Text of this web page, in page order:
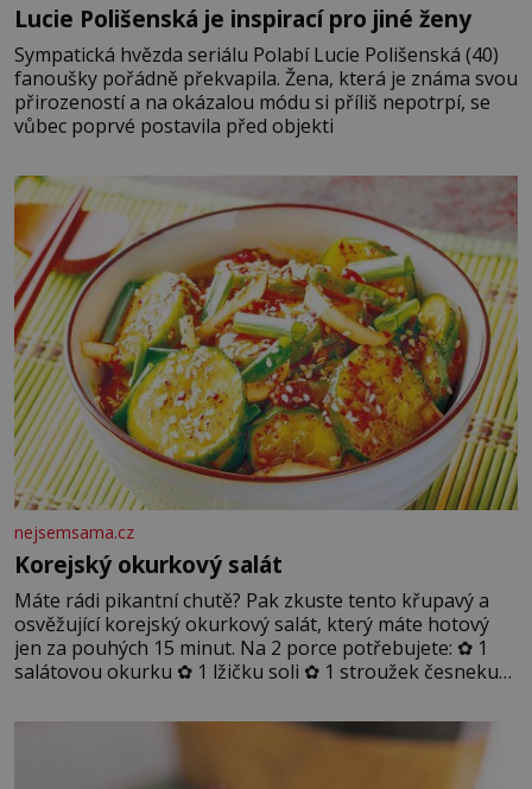
Lucie Polišenská je inspirací pro jiné ženy
Sympatická hvězda seriálu Polabí Lucie Polišenská (40)
fanoušky pořádně překvapila. Žena, která je známa svou
přirozeností a na okázalou módu si příliš nepotrpí, se
vůbec poprvé postavila před objekti
nejsemsama.cz
Korejský okurkový salát
Máte rádi pikantní chutě? Pak zkuste tento křupavý a
osvěžující korejský okurkový salát, který máte hotový
jen za pouhých 15 minut. Na 2 porce potřebujete: ✿ 1
salátovou okurku ✿ 1 lžičku soli ✿ 1 stroužek česneku
sezamového oleje ✿ 1 lžičku chilli ✿ 1 lžičku cukru ✿ 1
jarní cibulku ✿ 1 lžíci sezamových semínek